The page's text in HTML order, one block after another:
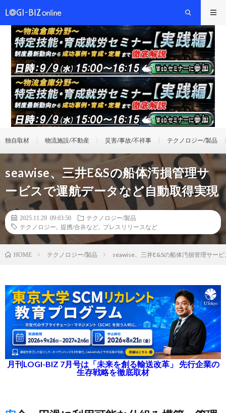
独自取材 物流施設/不動産 災害/事故/不祥事 テクノロジー/製品
seawise、三井E&Sの船体汚損管理サ
ービスで運航データなど自動取得実現
2025.11.29 09:03:50
テクノロジー/製品
テクノロジー
提携/合弁など プレスリリースなど
HOME テクノロジー/製品 seawise、三井E&Sの船体汚損管理サー
月刊LOGI-BIZ 7月号は「未来を創る輸送改革」 先行企業の
生存戦略を徹底取材